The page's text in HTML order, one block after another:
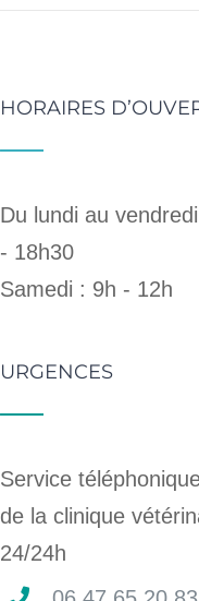
HORAIRES
Du lundi au
- 18h30
Samedi : 9h - 12h
URGENCES
Service
de la clinique
24/24h